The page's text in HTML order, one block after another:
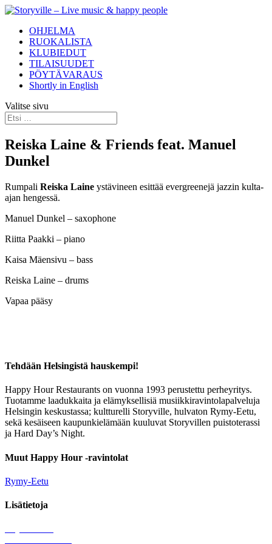
OHJELMA
RUOKALISTA
KLUBIEDUT
TILAISUUDET
PÖYTÄVARAUS
Shortly in English
Valitse sivu
Reiska Laine & Friends feat. Manuel
Dunkel
Rumpali Reiska Laine ystävineen esittää evergreenejä jazzin kulta-
ajan hengessä.
Manuel Dunkel – saxophone
Riitta Paakki – piano
Kaisa Mäensivu – bass
Reiska Laine – drums
Vapaa pääsy
Tehdään Helsingistä hauskempi!
Happy Hour Restaurants on vuonna 1993 perustettu perheyritys.
Tuotamme laadukkaita ja elämyksellisiä musiikkiravintolapalveluja
Helsingin keskustassa; kultturelli Storyville, hulvaton Rymy-Eetu,
sekä kesäiseen kaupunkielämään kuuluvat Storyvillen puistoterassi
ja Hard Day’s Night.
Muut Happy Hour -ravintolat
Rymy-Eetu
Lisätietoja